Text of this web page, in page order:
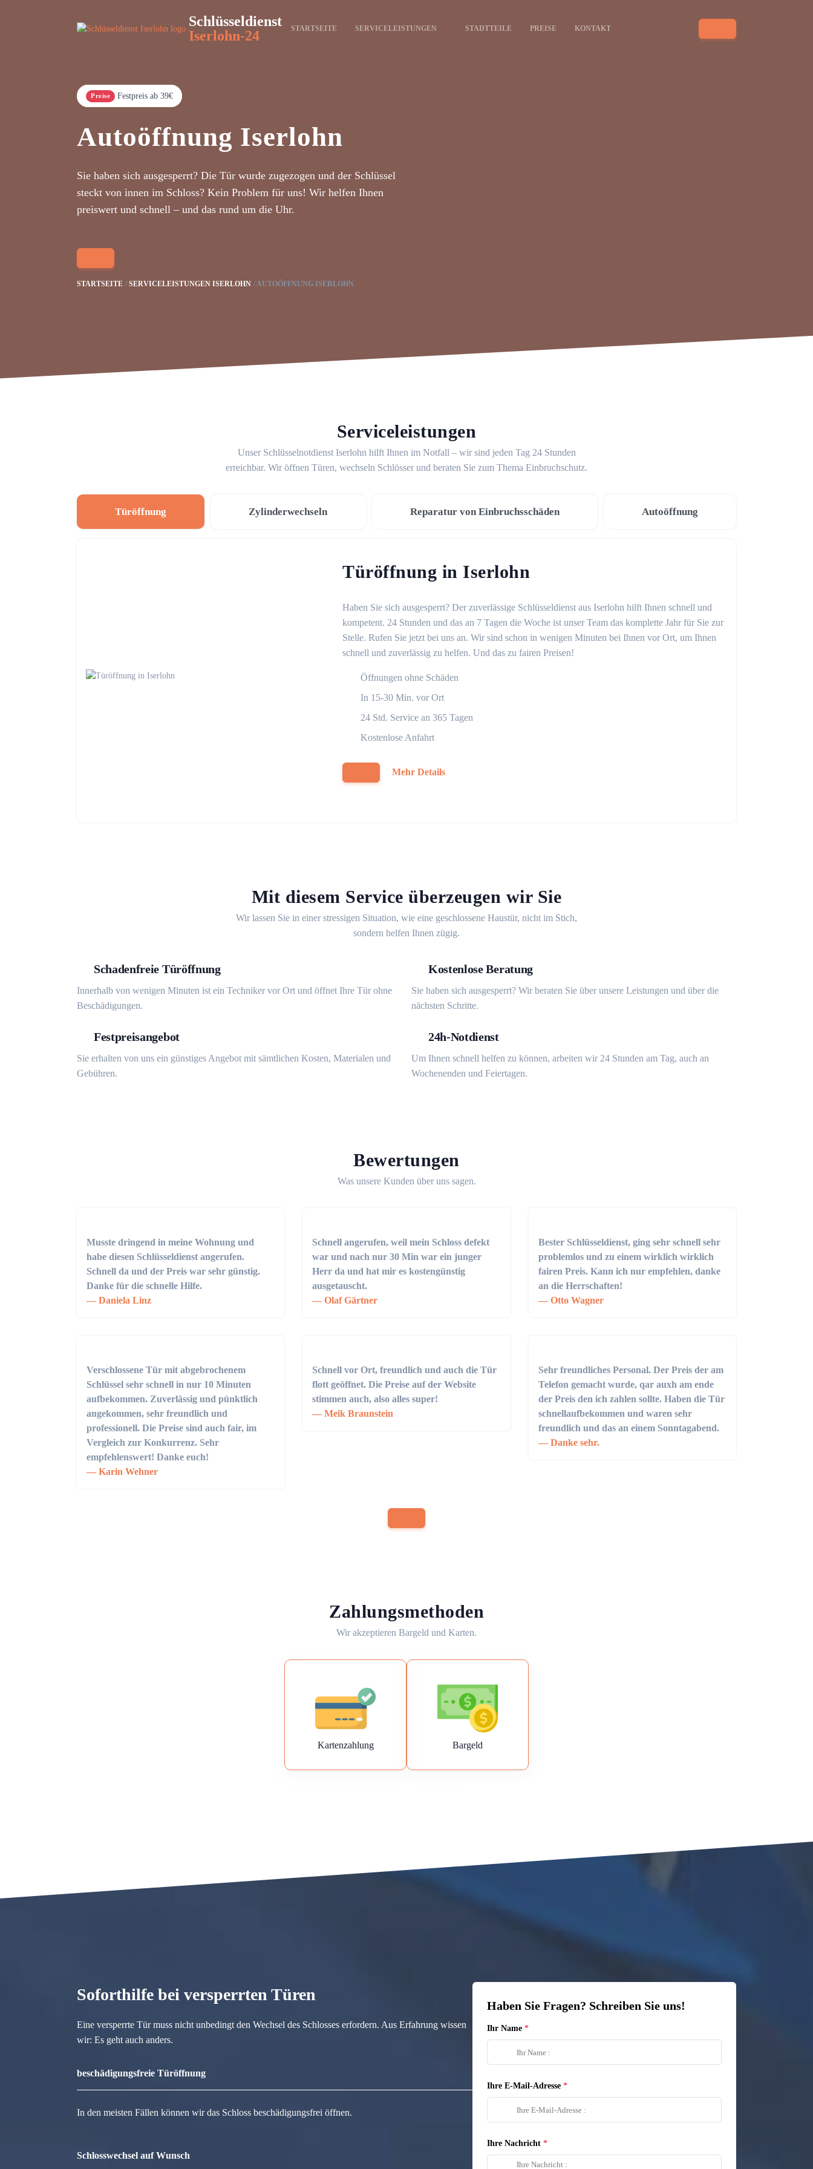
Schlüsseldienst
Iserlohn-24
STARTSEITE SERVICELEISTUNGEN STADTTEILE PREISE KONTAKT
Preise Festpreis ab 39€
Autoöffnung Iserlohn
Sie haben sich ausgesperrt? Die Tür wurde zugezogen und der Schlüssel
steckt von innen im Schloss? Kein Problem für uns! Wir helfen Ihnen
preiswert und schnell – und das rund um die Uhr.
STARTSEITE SERVICELEISTUNGEN ISERLOHN AUTOÖFFNUNG ISERLOHN
Serviceleistungen
Unser Schlüsselnotdienst Iserlohn hilft Ihnen im Notfall – wir sind jeden Tag 24 Stunden
erreichbar. Wir öffnen Türen, wechseln Schlösser und beraten Sie zum Thema Einbruchschutz.
Türöffnung Zylinderwechseln Reparatur von Einbruchsschäden Autoöffnung
Türöffnung in Iserlohn
Haben Sie sich ausgesperrt? Der zuverlässige Schlüsseldienst aus Iserlohn hilft Ihnen schnell und
kompetent. 24 Stunden und das an 7 Tagen die Woche ist unser Team das komplette Jahr für Sie zur
Stelle. Rufen Sie jetzt bei uns an. Wir sind schon in wenigen Minuten bei Ihnen vor Ort, um Ihnen
schnell und zuverlässig zu helfen. Und das zu fairen Preisen!
Öffnungen ohne Schäden
In 15-30 Min. vor Ort
24 Std. Service an 365 Tagen
Kostenlose Anfahrt
Mehr Details
Mit diesem Service überzeugen wir Sie
Wir lassen Sie in einer stressigen Situation, wie eine geschlossene Haustür, nicht im Stich,
sondern helfen Ihnen zügig.
Schadenfreie Türöffnung
Innerhalb von wenigen Minuten ist ein Techniker vor Ort und öffnet Ihre Tür ohne
Beschädigungen.
Kostenlose Beratung
Sie haben sich ausgesperrt? Wir beraten Sie über unsere Leistungen und über die
nächsten Schritte.
Festpreisangebot
Sie erhalten von uns ein günstiges Angebot mit sämtlichen Kosten, Materialen und
Gebühren.
24h-Notdienst
Um Ihnen schnell helfen zu können, arbeiten wir 24 Stunden am Tag, auch an
Wochenenden und Feiertagen.
Bewertungen
Was unsere Kunden über uns sagen.
Musste dringend in meine Wohnung und
habe diesen Schlüsseldienst angerufen.
Schnell da und der Preis war sehr günstig.
Danke für die schnelle Hilfe.
Daniela Linz
Schnell angerufen, weil mein Schloss defekt
war und nach nur 30 Min war ein junger
Herr da und hat mir es kostengünstig
ausgetauscht.
Olaf Gärtner
Bester Schlüsseldienst, ging sehr schnell sehr
problemlos und zu einem wirklich wirklich
fairen Preis. Kann ich nur empfehlen, danke
an die Herrschaften!
Otto Wagner
Verschlossene Tür mit abgebrochenem
Schlüssel sehr schnell in nur 10 Minuten
aufbekommen. Zuverlässig und pünktlich
angekommen, sehr freundlich und
professionell. Die Preise sind auch fair, im
Vergleich zur Konkurrenz. Sehr
empfehlenswert! Danke euch!
Karin Wehner
Schnell vor Ort, freundlich und auch die Tür
flott geöffnet. Die Preise auf der Website
stimmen auch, also alles super!
Meik Braunstein
Sehr freundliches Personal. Der Preis der am
Telefon gemacht wurde, qar auxh am ende
der Preis den ich zahlen sollte. Haben die Tür
schnellaufbekommen und waren sehr
freundlich und das an einem Sonntagabend.
Danke sehr.
Zahlungsmethoden
Wir akzeptieren Bargeld und Karten.
Kartenzahlung Bargeld
Soforthilfe bei versperrten Türen
Eine versperrte Tür muss nicht unbedingt den Wechsel des Schlosses erfordern. Aus Erfahrung wissen
wir: Es geht auch anders.
beschädigungsfreie Türöffnung
In den meisten Fällen können wir das Schloss beschädigungsfrei öffnen.
Schlosswechsel auf Wunsch
Haben Sie Fragen? Schreiben Sie uns!
Ihr Name
Ihre E-Mail-Adresse
Ihre Nachricht